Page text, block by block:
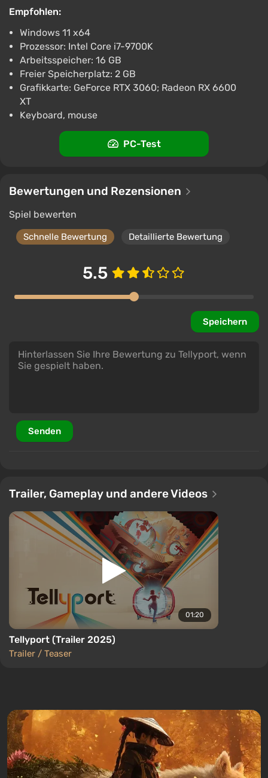
Empfohlen:
Windows 11 x64
Prozessor: Intel Core i7-9700K
Arbeitsspeicher: 16 GB
Freier Speicherplatz: 2 GB
Grafikkarte: GeForce RTX 3060; Radeon RX 6600
XT
Keyboard, mouse
PC-Test
Bewertungen und Rezensionen
Spiel bewerten
Schnelle Bewertung Detaillierte Bewertung
5.5
Speichern
Senden
Trailer, Gameplay und andere Videos
01:20
Tellyport (Trailer 2025)
Trailer / Teaser